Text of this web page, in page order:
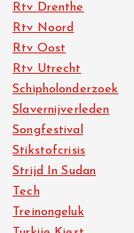
Rtv Drenthe
Rtv Noord
Rtv Oost
Rtv Utrecht
Schipholonderzoek
Slavernijverleden
Songfestival
Stikstofcrisis
Strijd In Sudan
Tech
Treinongeluk